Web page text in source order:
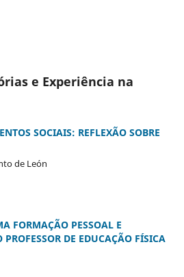
e Experiência na
SOCIAIS: REFLEXÃO SOBRE
de León
FORMAÇÃO PESSOAL E
DE EDUCAÇÃO FÍSICA